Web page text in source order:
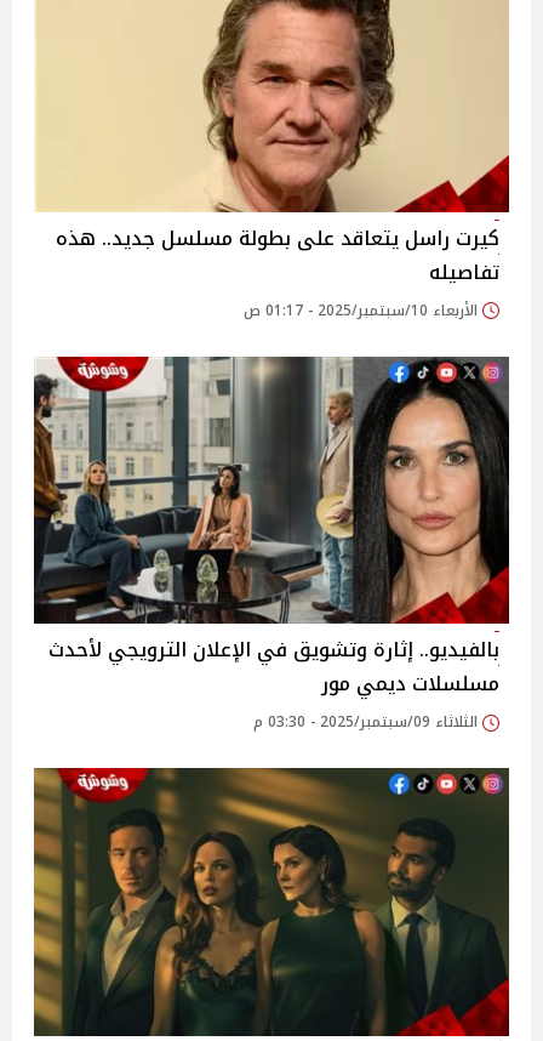
كيرت راسل يتعاقد على بطولة مسلسل جديد.. هذه
تفاصيله
الأربعاء 10/سبتمبر/2025 - 01:17 ص
بالفيديو.. إثارة وتشويق في الإعلان الترويجي لأحدث
مسلسلات ديمي مور
الثلاثاء 09/سبتمبر/2025 - 03:30 م